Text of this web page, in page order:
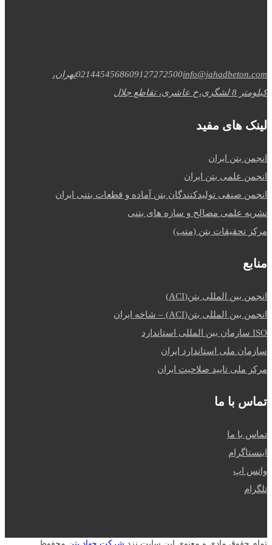
0214454568609127272500info@jahadbeton.com
تهران،
کیلومتر 8 لشگری،خ عاشری، تقاطع جلال
لینک های مفید
انجمن بتن ایران
انجمن علمی بتن ایران
انجمن صنفی تولیدکنندگان بتن آماده و قطعات بتنی ایران
نشریه علمی مصالح و سازه های بتنی
مرکز تحقیقات بتن (متب)
منابع
انجمن بین المللی بتن(ACI)
انجمن بین المللی بتن(ACI) – شاخه ایران
ISO سازمان بین المللی استاندارد
سازمان ملی استاندارد ایران
مرکز ملی تایید صلاحیت ایران
تماس با ما
تماس با ما
اینستاگرام
واتس اپ
تلگرام